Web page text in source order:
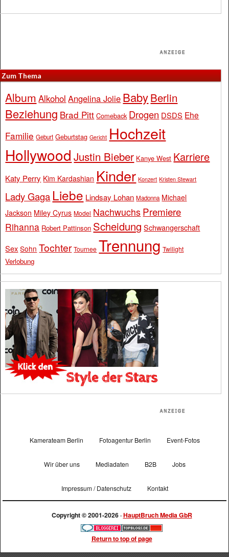
Zum Thema
Album Alkohol Angelina Jolie BabyBerlin
Beziehung Brad Pitt Comeback Drogen DSDS Ehe
Familie Geburt Geburtstag Gericht Hochzeit
Hollywood Justin Bieber Kanye West Karriere
Katy Perry Kim Kardashian Kinder Konzert Kristen Stewart
Lady Gaga Liebe Lindsay Lohan Madonna Michael
Jackson Miley Cyrus Model Nachwuchs Premiere
Rihanna Robert Pattinson Scheidung Schwangerschaft
Sex Sohn Tochter Tournee Trennung Twilight
Verlobung
Kamerateam Berlin Fotoagentur Berlin Event-Fotos
Wir über uns Mediadaten B2B Jobs
Impressum / Datenschutz Kontakt
Copyright © 2001-2026 ·HauptBruch Media GbR
Return to top of page